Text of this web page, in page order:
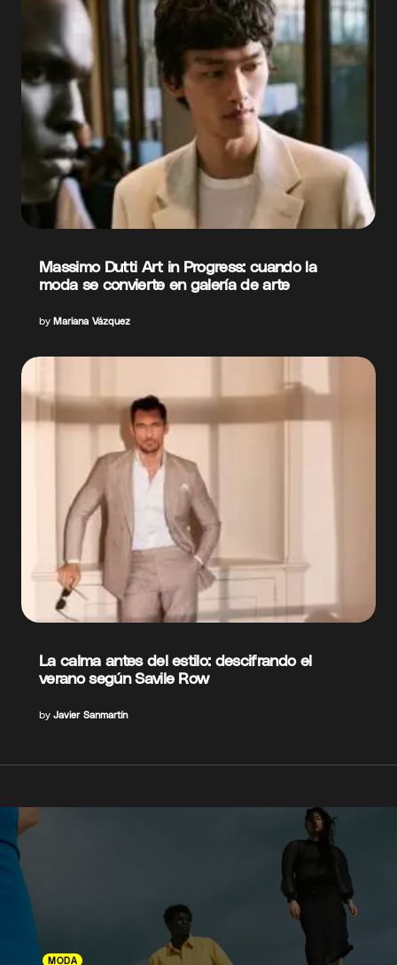
Massimo Dutti Art in Progress: cuando la
moda se convierte en galería de arte
by Mariana Vázquez
La calma antes del estilo: descifrando el
verano según Savile Row
by Javier Sanmartín
MODA